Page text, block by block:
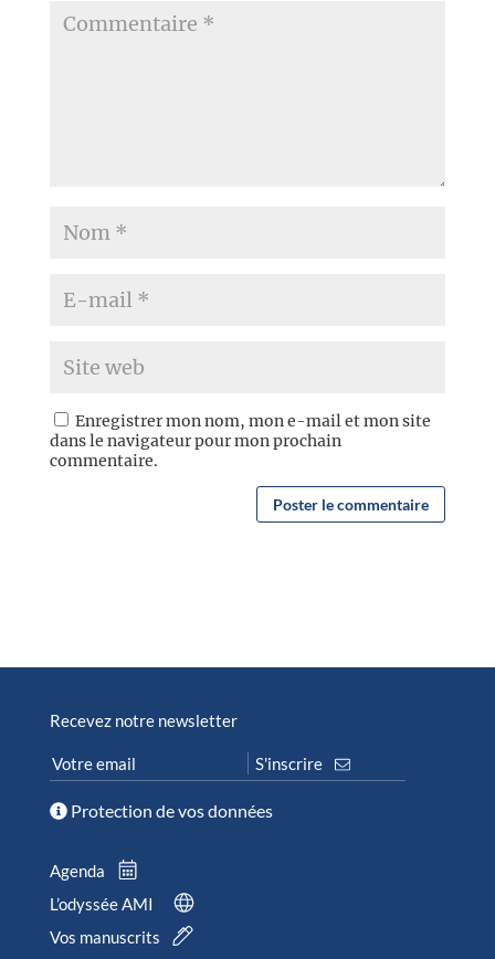
Enregistrer mon nom, mon e-mail et mon site
dans le navigateur pour mon prochain
commentaire.
Recevez notre newsletter
Protection de vos données
Agenda
L’odyssée AMI
Vos manuscrits